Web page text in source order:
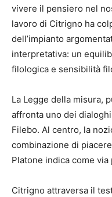
vivere il pensiero nel
lavoro di Citrigno ha
dell’impianto
interpretativa: un
filologica e sensibilità
La Legge della misura,
affronta uno dei
Filebo. Al centro, la
combinazione di
Platone indica come via
Citrigno attraversa il